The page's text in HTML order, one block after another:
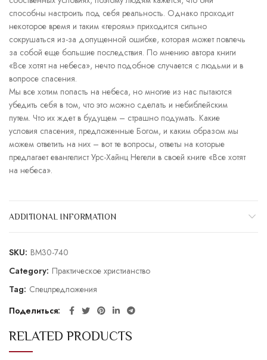
способны настроить под себя реальность. Однако проходит
некоторое время и таким «героям» приходится сильно
сокрушаться из-за допущенной ошибке, которая может повлечь
за собой еще большие последствия. По мнению автора книги
«Все хотят на небеса», нечто подобное случается с людьми и в
вопросе спасения.
Мы все хотим попасть на небеса, но многие из нас пытаются
убедить себя в том, что это можно сделать и небиблейским
путем. Что их ждет в будущем – страшно подумать. Какие
условия спасения, предложенные Богом, и каким образом мы
можем ответить на них – вот те вопросы, ответы на которые
предлагает евангелист Урс-Хайнц Негели в своей книге «Все хотят
на небеса».
ADDITIONAL INFORMATION
SKU: BM30-740
Category: Практическое христианство
Tag: Спецпредложения
Поделиться
RELATED PRODUCTS